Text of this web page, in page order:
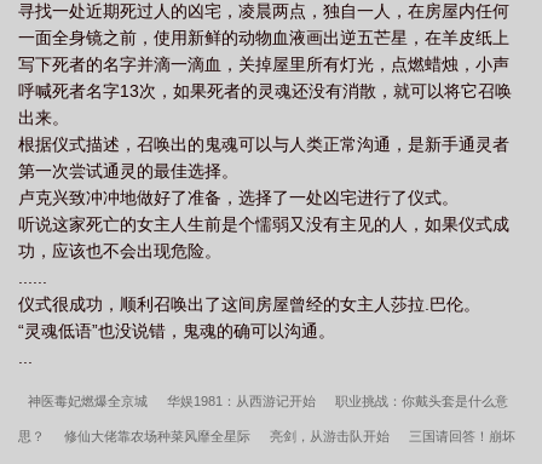
寻找一处近期死过人的凶宅，凌晨两点，独自一人，在房屋内任何
一面全身镜之前，使用新鲜的动物血液画出逆五芒星，在羊皮纸上
写下死者的名字并滴一滴血，关掉屋里所有灯光，点燃蜡烛，小声
呼喊死者名字13次，如果死者的灵魂还没有消散，就可以将它召唤
出来。
根据仪式描述，召唤出的鬼魂可以与人类正常沟通，是新手通灵者
第一次尝试通灵的最佳选择。
卢克兴致冲冲地做好了准备，选择了一处凶宅进行了仪式。
听说这家死亡的女主人生前是个懦弱又没有主见的人，如果仪式成
功，应该也不会出现危险。
仪式很成功，顺利召唤出了这间房屋曾经的女主人莎拉.巴伦。
“灵魂低语”也没说错，鬼魂的确可以沟通。
神医毒妃燃爆全京城 华娱1981：从西游记开始 职业挑战：你戴头套是什么意
思？ 修仙大佬靠农场种菜风靡全星际 亮剑，从游击队开始 三国请回答！崩坏